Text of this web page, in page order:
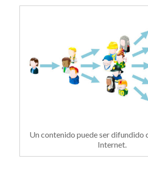
Un contenido puede ser difundido
Internet.